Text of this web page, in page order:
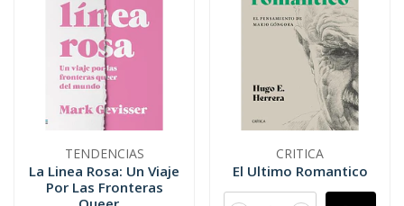
TENDENCIAS
La Linea Rosa: Un Viaje
Por Las Fronteras
CRITICA
El Ultimo Romantico